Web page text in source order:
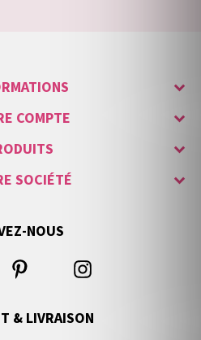
COMPTE
SOCIÉTÉ
NOUS
& LIVRAISON